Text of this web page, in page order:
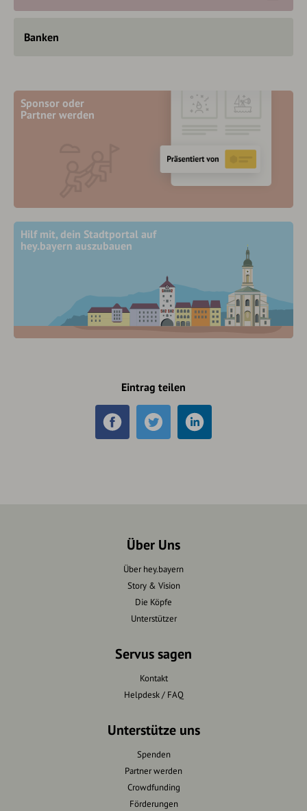
Banken
Sponsor oder
Partner werden
Hilf mit, dein Stadtportal auf
hey.bayern auszubauen
Eintrag teilen
Über Uns
Über hey.bayern
Story & Vision
Die Köpfe
Unterstützer
Servus sagen
Kontakt
Helpdesk / FAQ
Unterstütze uns
Spenden
Partner werden
Crowdfunding
Förderungen